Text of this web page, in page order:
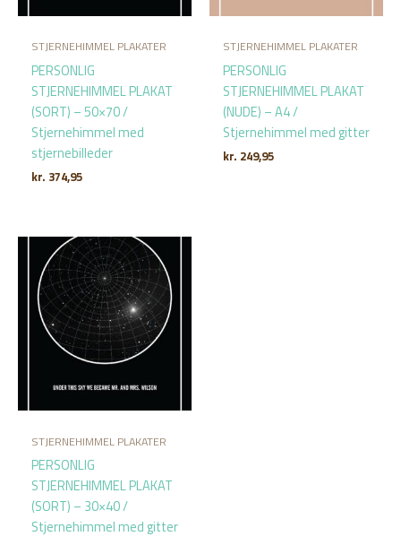
STJERNEHIMMEL PLAKATER
PERSONLIG
STJERNEHIMMEL PLAKAT
(SORT) – 50×70 /
Stjernehimmel med
stjernebilleder
kr. 374,95
STJERNEHIMMEL PLAKATER
PERSONLIG
STJERNEHIMMEL PLAKAT
(NUDE) – A4 /
Stjernehimmel med gitter
kr. 249,95
STJERNEHIMMEL PLAKATER
PERSONLIG
STJERNEHIMMEL PLAKAT
(SORT) – 30×40 /
Stjernehimmel med gitter